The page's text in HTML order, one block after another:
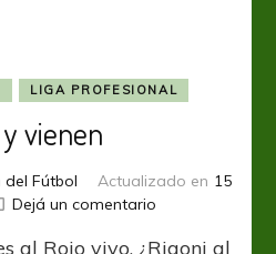
LIGA PROFESIONAL
vienen
del Fútbol Actualizado en 15
Dejá un comentario
y
al Rojo vivo. ¿Rigoni al